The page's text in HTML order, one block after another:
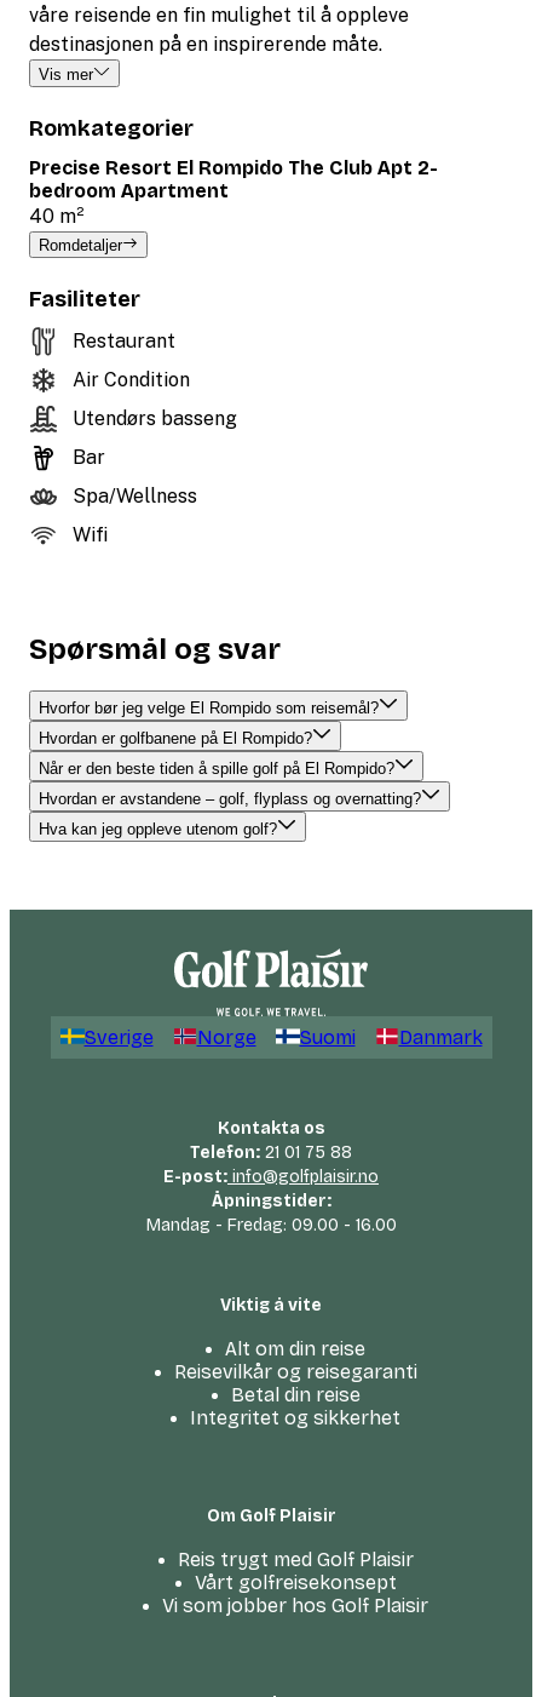
våre reisende en fin mulighet til å oppleve
destinasjonen på en inspirerende måte.
Vis mer
Romkategorier
Precise Resort El Rompido The Club Apt 2-
bedroom Apartment
40 m²
Romdetaljer
Fasiliteter
Restaurant
Air Condition
Utendørs basseng
Bar
Spa/Wellness
Wifi
Spørsmål og svar
Hvorfor bør jeg velge El Rompido som reisemål?
Hvordan er golfbanene på El Rompido?
Når er den beste tiden å spille golf på El Rompido?
Hvordan er avstandene – golf, flyplass og overnatting?
Hva kan jeg oppleve utenom golf?
Sverige Norge Suomi Danmark
Kontakta os
Telefon: 21 01 75 88
E-post: info@golfplaisir.no
Åpningstider:
Mandag - Fredag: 09.00 - 16.00
Viktig å vite
Alt om din reise
Reisevilkår og reisegaranti
Betal din reise
Integritet og sikkerhet
Om Golf Plaisir
Reis trygt med Golf Plaisir
Vårt golfreise­konsept
Vi som jobber hos Golf Plaisir